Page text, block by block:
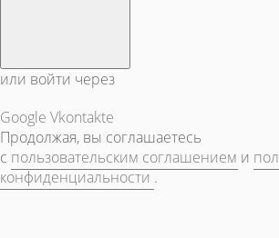
или войти через
Google Vkontakte
Продолжая, вы соглашаетесь
с пользовательским соглашением и
конфиденциальности .